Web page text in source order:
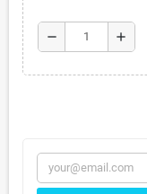
remove add